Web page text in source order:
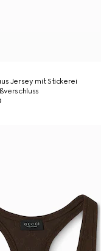
Jersey mit Stickerei